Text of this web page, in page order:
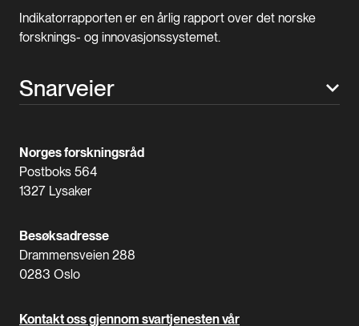
Indikatorrapporten er en årlig rapport over det norske
forsknings- og innovasjonssystemet.
Snarveier
Norges forskningsråd
Postboks 564
1327 Lysaker
Besøksadresse
Drammensveien 288
0283 Oslo
Kontakt oss gjennom svartjenesten vår